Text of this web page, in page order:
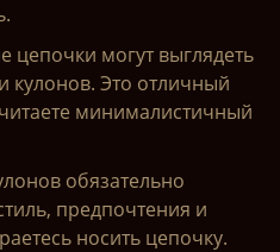
цепочки могут выглядеть
кулонов. Это отличный
минималистичный
обязательно
предпочтения и
носить цепочку.